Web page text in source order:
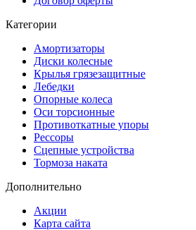
Категории
Амортизаторы
Диски колесные
Крылья грязезащитные
Лебедки
Опорные колеса
Оси торсионные
Противоткатные упоры
Рессоры
Сцепные устройства
Тормоза наката
Дополнительно
Акции
Карта сайта